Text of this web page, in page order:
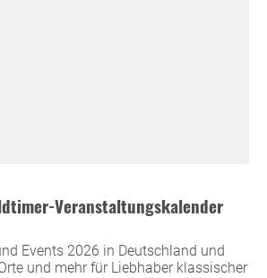
Veranstaltungskalender
Events 2026 in Deutschland und
und mehr für Liebhaber klassischer